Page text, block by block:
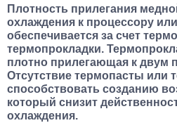
Плотность прилегания
охлаждения к процессору
обеспечивается за счет
термопрокладки.
плотно прилегающая к двум
Отсутствие термопасты или
способствовать созданию
который снизит
охлаждения.